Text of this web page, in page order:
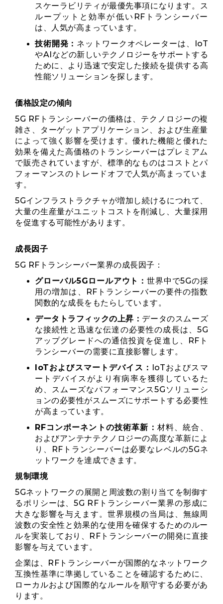
スケーラビリティが最優先事項になります。ス
ループットと効率が低いRFトランシーバー
は、人気が高まっています。
技術開発： ネットワークオペレーターは、IoT
やAIなどの新しいテクノロジーをサポートする
ために、より迅速で安定した接続を提供する高
性能ソリューションを探します。
価格設定の傾向
5G RFトランシーバーの価格は、テクノロジーの複
雑さ、ターゲットアプリケーション、および生産量
によって強く影響を受けます。優れた機能と優れた
効果を備えた高価格のトランシーバーはプレミアム
で販売されていますが、標準的なものはコストとパ
フォーマンスのトレードオフで人気が高まっていま
す。
5Gインフラストラクチャが増加し続けるにつれて、
大量の生産量がユニットコストを削減し、大量採用
を促進する可能性があります。
成長因子
5G RFトランシーバー業界の成長因子：
グローバル5Gロールアウト：世界中で5Gの採
用の増加は、RFトランシーバーの要件の指数
関数的な成長をもたらしています。
データトラフィックの上昇： データのスムーズ
な接続性と迅速な伝達の必要性の成長は、5G
アップグレードへの通信投資を促進し、RFト
ランシーバーの需要に直接影響します。
IoTおよびスマートデバイス： IoTおよびスマ
ートデバイスがより有病率を獲得しているた
め、スムーズなパフォーマンス5Gソリューシ
ョンの必要性がスムーズにサポートする必要性
が高まっています。
RFコンポーネントの技術革新： 材料、統合、
およびアンテナテクノロジーの高度な革新によ
り、RFトランシーバーは必要なレベルの5Gネ
ットワ​​ークを達成できます。
規制環境
5Gネットワ​​ークの展開と周波数の割り当てを制御す
るポリシーは、5G RFトランシーバー業界の形成に
大きな影響を与えます。世界規模の当局は、無線周
波数の安全性と効果的な使用を確保するためのルー
ルを実装しており、RFトランシーバーの開発に直接
影響を与えています。
企業は、RFトランシーバーが国際的なネットワーク
互換性基準に準拠していることを確認するために、
ローカルおよび国際的なルールを順守する必要があ
ります。